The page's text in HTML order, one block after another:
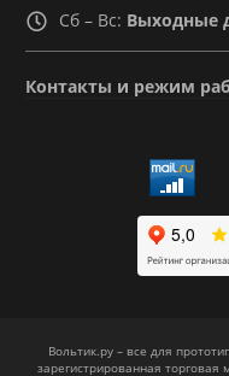
Сб – Вс: Выходные
Контакты и режим
Вольтик.ру – все для
зарегистрированная